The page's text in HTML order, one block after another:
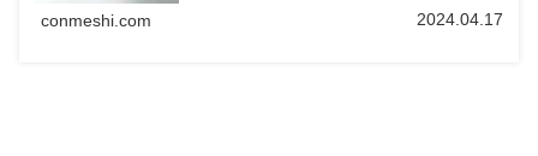
conmeshi.com 2024.04.17